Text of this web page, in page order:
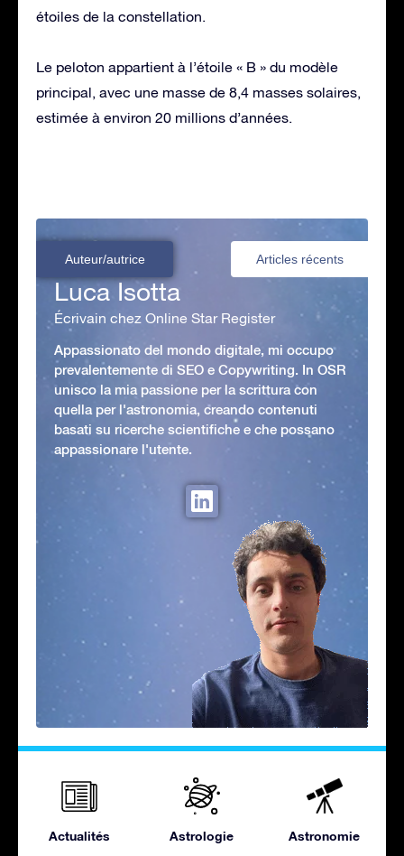
étoiles de la constellation.
Le peloton appartient à l’étoile « B » du modèle
principal, avec une masse de 8,4 masses solaires,
estimée à environ 20 millions d’années.
Auteur/autrice Articles récents
Luca Isotta
Écrivain chez Online Star Register
Appassionato del mondo digitale, mi occupo
prevalentemente di SEO e Copywriting. In OSR
unisco la mia passione per la scrittura con
quella per l'astronomia, creando contenuti
basati su ricerche scientifiche e che possano
appassionare l'utente.
Actualités Astrologie Astronomie